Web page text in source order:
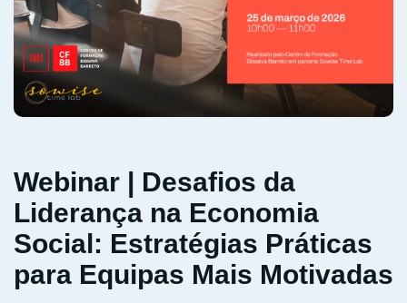
Webinar | Desafios da
Liderança na Economia
Social: Estratégias Práticas
para Equipas Mais Motivadas